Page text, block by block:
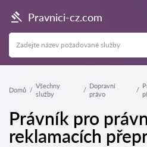
Pravnici-cz.com
Domů
Všechny
služby
Dopravní
právo
Právník pro
reklamacích